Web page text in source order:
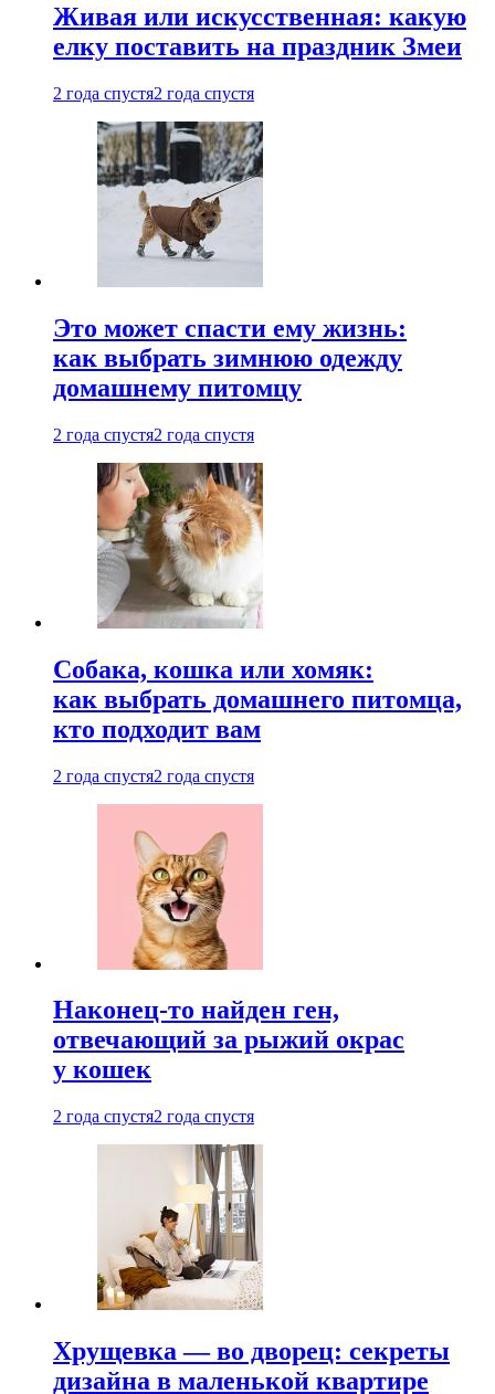
Живая или искусственная: какую
елку поставить на праздник Змеи
2 года спустя2 года спустя
Это может спасти ему жизнь:
как выбрать зимнюю одежду
домашнему питомцу
2 года спустя2 года спустя
Собака, кошка или хомяк:
как выбрать домашнего питомца,
кто подходит вам
2 года спустя2 года спустя
Наконец-то найден ген,
отвечающий за рыжий окрас
у кошек
2 года спустя2 года спустя
Хрущевка — во дворец: секреты
дизайна в маленькой квартире